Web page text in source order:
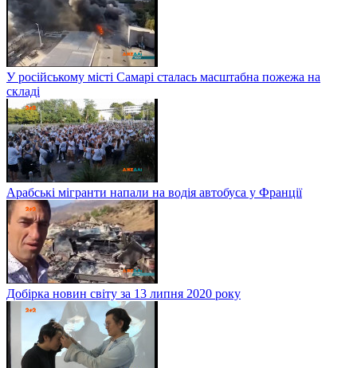
У російському місті Самарі сталась масштабна пожежа на
складі
Арабські мігранти напали на водія автобуса у Франції
Добірка новин світу за 13 липня 2020 року